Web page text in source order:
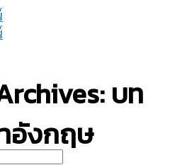
บท
อังกฤษ